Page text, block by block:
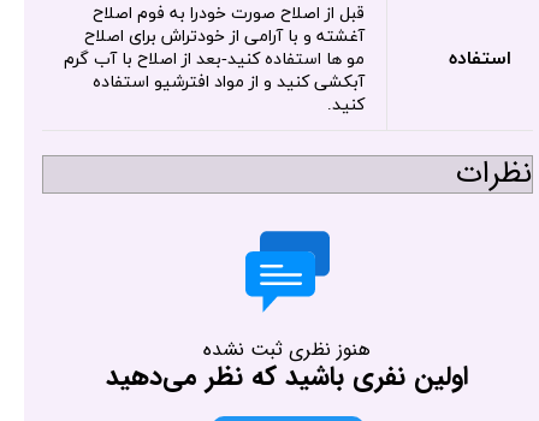
استفاده
قبل از اصلاح صورت خودرا به فوم اصلاح
آغشته و با آرامی از خودتراش برای اصلاح
مو ها استفاده کنید-بعد از اصلاح با آب گرم
آبکشی کنید و از مواد افترشیو استفاده
کنید.
نظرات
هنوز نظری ثبت نشده
اولین نفری باشید که نظر می‌دهید